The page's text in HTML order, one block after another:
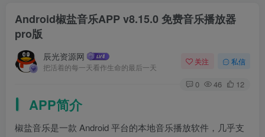
Android椒盐音乐APP v8.15.0 免费音乐播放器
pro版
辰光资源网
把活着的每一天看作生命的最后一天
关注 私信
0 46 12
APP简介
椒盐音乐是一款 Android 平台的本地音乐播放软件，几乎支